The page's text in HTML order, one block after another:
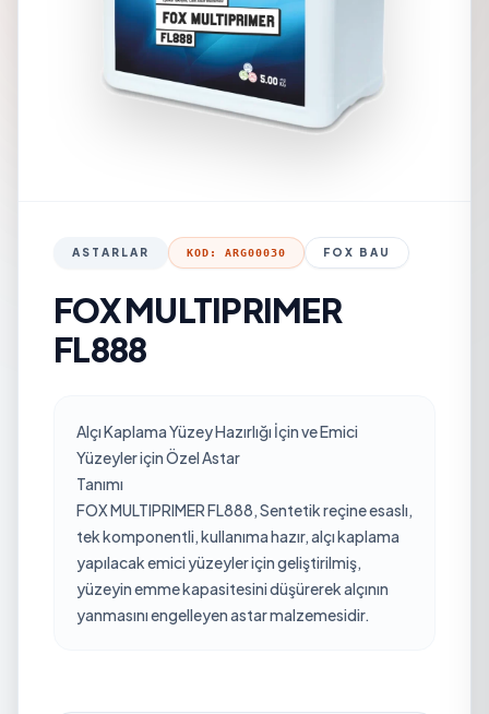
ASTARLAR KOD: ARG00030 FOX BAU
FOX MULTIPRIMER
FL888
Alçı Kaplama Yüzey Hazırlığı İçin ve Emici
Yüzeyler için Özel Astar
Tanımı
FOX MULTIPRIMER FL888, Sentetik reçine esaslı,
tek komponentli, kullanıma hazır, alçı kaplama
yapılacak emici yüzeyler için geliştirilmiş,
yüzeyin emme kapasitesini düşürerek alçının
yanmasını engelleyen astar malzemesidir.